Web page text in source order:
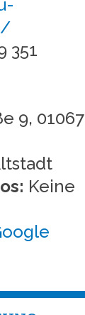
351
9, 01067
Keine